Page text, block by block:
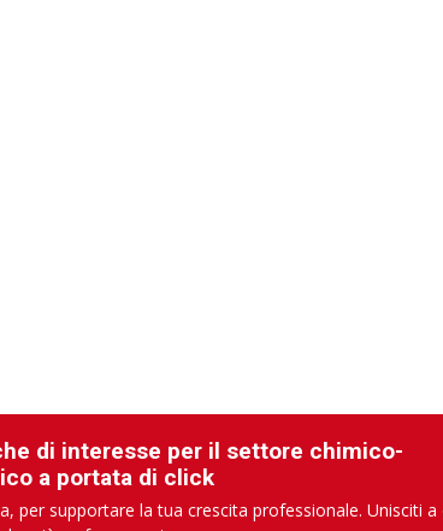
di interesse per il settore chimico-
a portata di click
per supportare la tua crescita professionale. Unisciti a